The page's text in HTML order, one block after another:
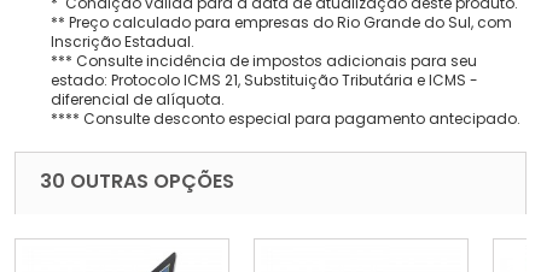
** Preço calculado para empresas do Rio Grande do Sul, com
Inscrição Estadual.
*** Consulte incidência de impostos adicionais para seu
estado: Protocolo ICMS 21, Substituição Tributária e ICMS -
diferencial de alíquota.
**** Consulte desconto especial para pagamento antecipado.
30 OUTRAS OPÇÕES